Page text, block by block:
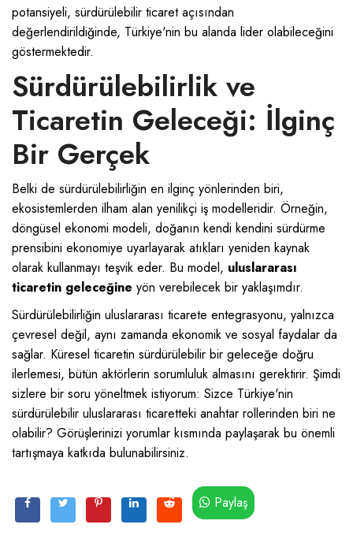
potansiyeli, sürdürülebilir ticaret açısından
değerlendirildiğinde, Türkiye'nin bu alanda lider olabileceğini
göstermektedir.
Sürdürülebilirlik ve
Ticaretin Geleceği: İlginç
Bir Gerçek
Belki de sürdürülebilirliğin en ilginç yönlerinden biri,
ekosistemlerden ilham alan yenilikçi iş modelleridir. Örneğin,
döngüsel ekonomi modeli, doğanın kendi kendini sürdürme
prensibini ekonomiye uyarlayarak atıkları yeniden kaynak
olarak kullanmayı teşvik eder. Bu model, uluslararası
ticaretin geleceğine yön verebilecek bir yaklaşımdır.
Sürdürülebilirliğin uluslararası ticarete entegrasyonu, yalnızca
çevresel değil, aynı zamanda ekonomik ve sosyal faydalar da
sağlar. Küresel ticaretin sürdürülebilir bir geleceğe doğru
ilerlemesi, bütün aktörlerin sorumluluk almasını gerektirir. Şimdi
sizlere bir soru yöneltmek istiyorum: Sizce Türkiye'nin
sürdürülebilir uluslararası ticaretteki anahtar rollerinden biri ne
olabilir? Görüşlerinizi yorumlar kısmında paylaşarak bu önemli
tartışmaya katkıda bulunabilirsiniz.
Paylaş